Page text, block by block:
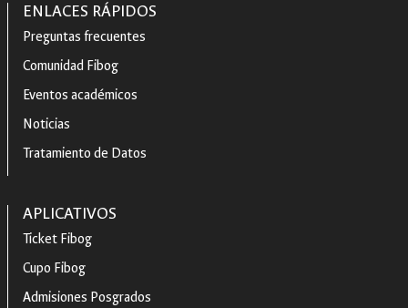
ENLACES RÁPIDOS
Preguntas frecuentes
Comunidad Fibog
Eventos académicos
Noticias
Tratamiento de Datos
APLICATIVOS
Ticket Fibog
Cupo Fibog
Admisiones Posgrados